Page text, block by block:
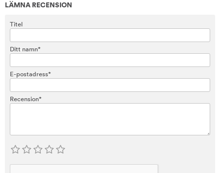
LÄMNA RECENSION
Titel
Ditt namn*
E-postadress*
Recension*